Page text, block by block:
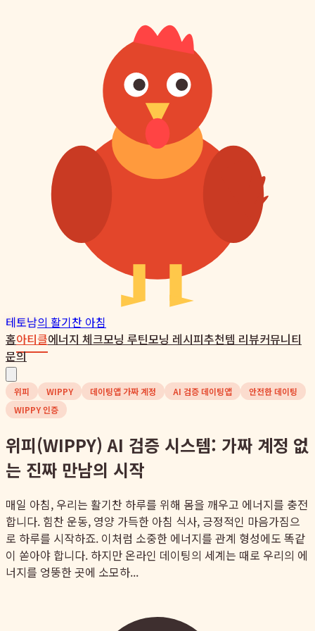
테토남의 활기찬 아침
홈아티클에너지 체크모닝 루틴모닝 레시피추천템 리뷰커뮤니티
문의
위피 WIPPY 데이팅앱 가짜 계정 AI 검증 데이팅앱
안전한 데이팅
WIPPY 인증
위피(WIPPY) AI 검증 시스템: 가짜 계정 없
는 진짜 만남의 시작
매일 아침, 우리는 활기찬 하루를 위해 몸을 깨우고 에너지를 충전
합니다. 힘찬 운동, 영양 가득한 아침 식사, 긍정적인 마음가짐으
로 하루를 시작하죠. 이처럼 소중한 에너지를 관계 형성에도 똑같
이 쏟아야 합니다. 하지만 온라인 데이팅의 세계는 때로 우리의 에
너지를 엉뚱한 곳에 소모하...